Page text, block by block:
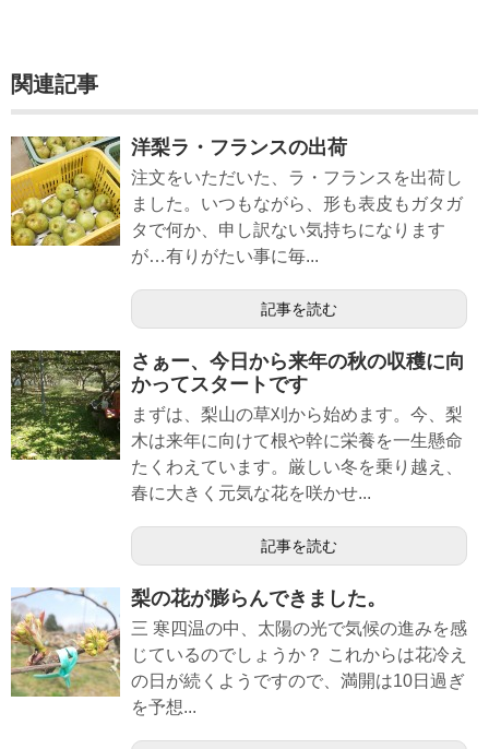
関連記事
洋梨ラ・フランスの出荷
注文をいただいた、ラ・フランスを出荷し
ました。いつもながら、形も表皮もガタガ
タで何か、申し訳ない気持ちになります
が…有りがたい事に毎...
記事を読む
さぁー、今日から来年の秋の収穫に向
かってスタートです
まずは、梨山の草刈から始めます。今、梨
木は来年に向けて根や幹に栄養を一生懸命
たくわえています。厳しい冬を乗り越え、
春に大きく元気な花を咲かせ...
記事を読む
梨の花が膨らんできました。
三 寒四温の中、太陽の光で気候の進みを感
じているのでしょうか？ これからは花冷え
の日が続くようですので、満開は10日過ぎ
を予想...